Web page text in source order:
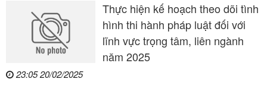
Thực hiện kế hoạch theo dõi tình
hình thi hành pháp luật đối với
lĩnh vực trọng tâm, liên ngành
năm 2025
23:05 20/02/2025